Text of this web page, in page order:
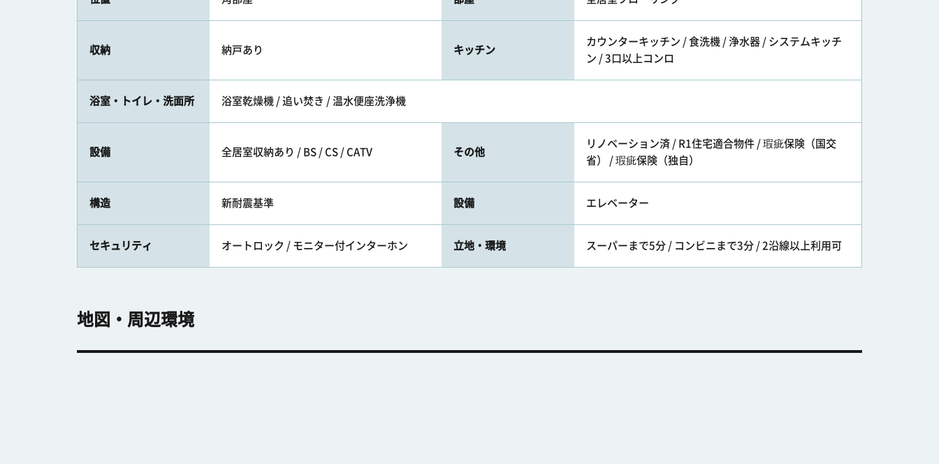
収納 納戸あり キッチン
カウンターキッチン / 食洗機 / 浄水器 / システムキッチ
ン / 3口以上コンロ
浴室・トイレ・洗面所 浴室乾燥機 / 追い焚き / 温水便座洗浄機
設備 全居室収納あり / BS / CS / CATV その他
リノベーション済 / R1住宅適合物件 / 瑕疵保険（国交
省） / 瑕疵保険（独自）
構造 新耐震基準 設備 エレベーター
セキュリティ オートロック / モニター付インターホン 立地・環境 スーパーまで5分 / コンビニまで3分 / 2沿線以上利用可
地図・周辺環境